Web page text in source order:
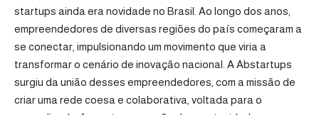
startups ainda era novidade no Brasil. Ao longo dos anos,
empreendedores de diversas regiões do país começaram a
se conectar, impulsionando um movimento que viria a
transformar o cenário de inovação nacional. A Abstartups
surgiu da união desses empreendedores, com a missão de
criar uma rede coesa e colaborativa, voltada para o